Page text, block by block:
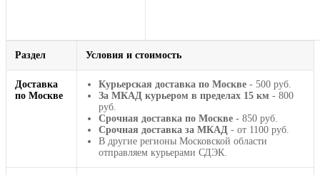
Раздел Условия и стоимость
Доставка
по Москве
Курьерская доставка по Москве - 500 руб.
За МКАД курьером в пределах 15 км - 800
руб.
Срочная доставка по Москве - 850 руб.
Срочная доставка за МКАД - от 1100 руб.
В другие регионы Московской области
отправляем курьерами СДЭК.